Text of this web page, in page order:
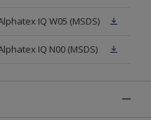
IQ W05 (MSDS)
IQ N00 (MSDS)